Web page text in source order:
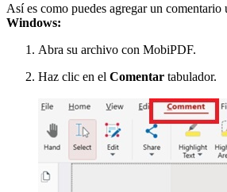
Así es como puedes agregar un comentario
Windows:
Abra su archivo con MobiPDF.
Haz clic en el Comentar tabulador.